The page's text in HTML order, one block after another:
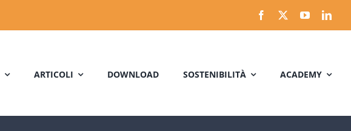
ARTICOLI DOWNLOAD SOSTENIBILITÀ ACADEMY